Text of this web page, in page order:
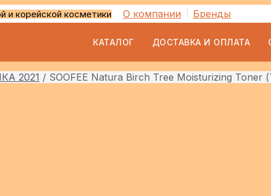
и корейской косметики О компании Бренды
КАТАЛОГ ДОСТАВКА И ОПЛАТА
2021 / SOOFEE Natura Birch Tree Moisturizing